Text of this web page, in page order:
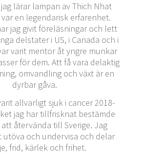
lärar lampan av Thich Nhat
en legendarisk erfarenhet.
jag givit föreläsningar och lett
delstater i US, i Canada och i
varit mentor åt yngre munkar
för dem. Att få vara delaktig
omvandling och växt är en
dyrbar gåva.
allvarligt sjuk i cancer 2018-
jag har tillfrisknat bestämde
att återvända till Sverige. Jag
och undervisa och delar
frid, kärlek och frihet.